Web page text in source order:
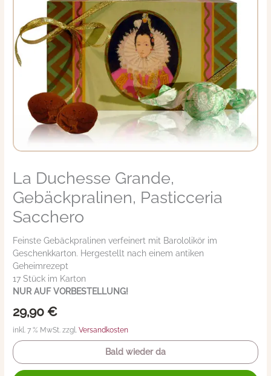
La Duchesse Grande,
Gebäckpralinen, Pasticceria
Sacchero
Feinste Gebäckpralinen verfeinert mit Barololikör im
Geschenkkarton. Hergestellt nach einem antiken
Geheimrezept
17 Stück im Karton
NUR AUF VORBESTELLUNG!
29,90€
inkl. 7 % MwSt. zzgl.Versandkosten
Bald wieder da